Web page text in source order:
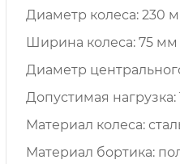
Диаметр колеса: 230
Ширина колеса: 75 мм
Диаметр
Допустимая нагрузка:
Материал колеса:
Материал бортика: